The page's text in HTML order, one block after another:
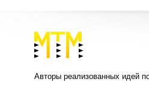
Авторы реализованных идей